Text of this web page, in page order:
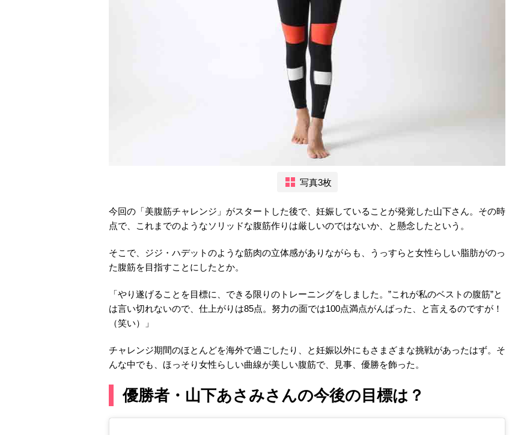
写真3枚
今回の「美腹筋チャレンジ」がスタートした後で、妊娠していることが発覚した山下さん。その時
点で、これまでのようなソリッドな腹筋作りは厳しいのではないか、と懸念したという。
そこで、ジジ・ハデットのような筋肉の立体感がありながらも、うっすらと女性らしい脂肪がのっ
た腹筋を目指すことにしたとか。
「やり遂げることを目標に、できる限りのトレーニングをしました。”これが私のベストの腹筋”と
は言い切れないので、仕上がりは85点。努力の面では100点満点がんばった、と言えるのですが！
（笑い）」
チャレンジ期間のほとんどを海外で過ごしたり、と妊娠以外にもさまざまな挑戦があったはず。そ
んな中でも、ほっそり女性らしい曲線が美しい腹筋で、見事、優勝を飾った。
優勝者・山下あさみさんの今後の目標は？